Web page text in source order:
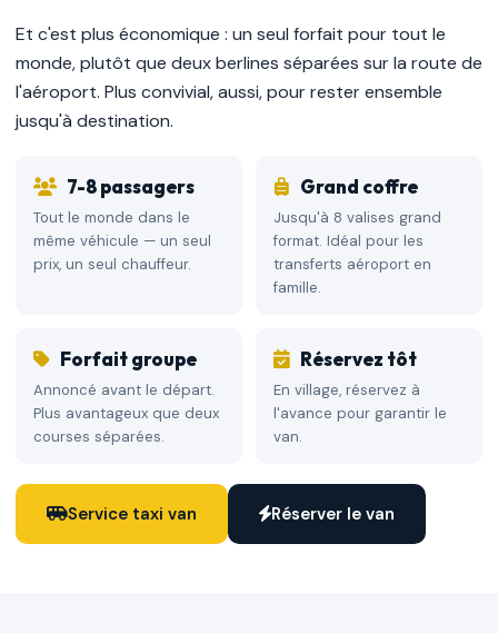
Et c'est plus économique : un seul forfait pour tout le
monde, plutôt que deux berlines séparées sur la route de
l'aéroport. Plus convivial, aussi, pour rester ensemble
jusqu'à destination.
7-8 passagers
Tout le monde dans le
même véhicule — un seul
prix, un seul chauffeur.
Grand coffre
Jusqu'à 8 valises grand
format. Idéal pour les
transferts aéroport en
famille.
Forfait groupe
Annoncé avant le départ.
Plus avantageux que deux
courses séparées.
Réservez tôt
En village, réservez à
l'avance pour garantir le
van.
Service taxi van Réserver le van